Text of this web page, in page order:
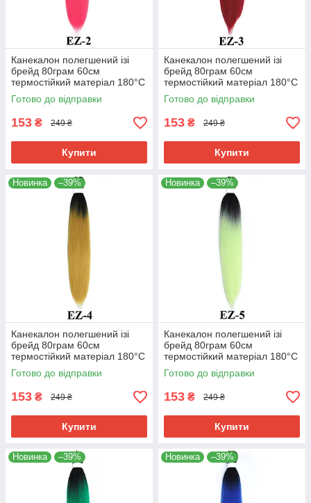
Канекалон полегшений ізі
брейд 80грам 60см
термостійкий матеріал 180°C
EZ-2 хвіст омбре Easy Braid
Готово до відправки
153 ₴ 249 ₴
Купити
Канекалон полегшений ізі
брейд 80грам 60см
термостійкий матеріал 180°C
EZ-3 хвіст омбре Easy Braid
Готово до відправки
153 ₴ 249 ₴
Купити
Новинка –39%
Канекалон полегшений ізі
брейд 80грам 60см
термостійкий матеріал 180°C
EZ-4 хвіст омбре Easy Braid
Готово до відправки
153 ₴ 249 ₴
Купити
Новинка –39%
Канекалон полегшений ізі
брейд 80грам 60см
термостійкий матеріал 180°C
EZ-5 хвіст омбре Easy Braid
Готово до відправки
153 ₴ 249 ₴
Купити
Новинка –39% Новинка –39%